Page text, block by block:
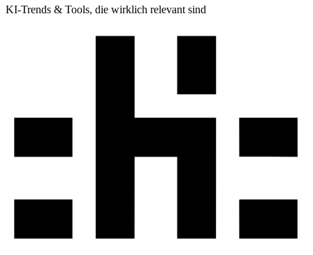
KI-Trends & Tools, die wirklich relevant sind